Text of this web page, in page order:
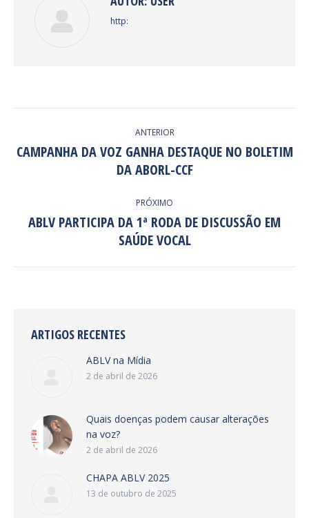
http:
DE
ANTERIOR
Post
anterior:
CAMPANHA DA VOZ GANHA DESTAQUE NO BOLETIM
DA ABORL-CCF
PRÓXIMO
Próximo
post:
ABLV PARTICIPA DA 1ª RODA DE DISCUSSÃO EM
SAÚDE VOCAL
ARTIGOS RECENTES
ABLV na Mídia
2 de abril de 2026
Quais doenças podem causar alterações
na voz?
2 de abril de 2026
CHAPA ABLV 2025
13 de outubro de 2025